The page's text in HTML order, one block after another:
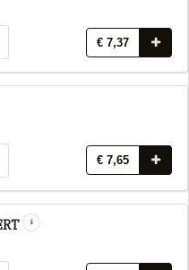
€ 7,37
€ 7,65